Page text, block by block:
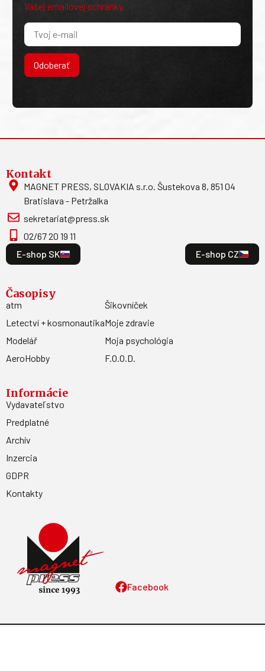
Vašej emailovej schránky.
Odoberať
Facebook
Kontakt
MAGNET PRESS, SLOVAKIA s.r.o. Šustekova 8, 851 04
Bratislava - Petržalka
sekretariat@press.sk
02/67 20 19 11
E-shop SK
E-shop CZ
Časopisy
atm
Letectví + kosmonautika
Modelář
AeroHobby
Šikovníček
Moje zdravie
Moja psychológia
F.O.O.D.
Informácie
Vydavateľstvo
Predplatné
Archív
Inzercia
GDPR
Kontakty